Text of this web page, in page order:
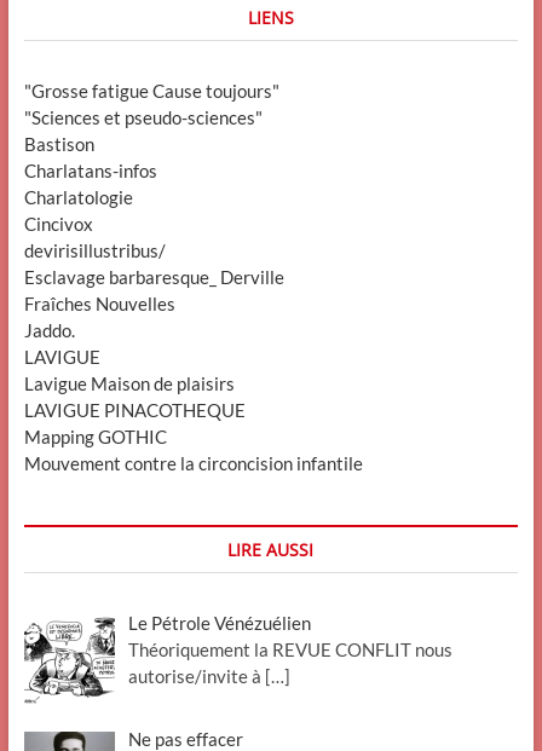
LIENS
"Grosse fatigue Cause toujours"
"Sciences et pseudo-sciences"
Bastison
Charlatans-infos
Charlatologie
Cincivox
devirisillustribus/
Esclavage barbaresque_ Derville
Fraîches Nouvelles
Jaddo.
LAVIGUE
Lavigue Maison de plaisirs
LAVIGUE PINACOTHEQUE
Mapping GOTHIC
Mouvement contre la circoncision infantile
LIRE AUSSI
Le Pétrole Vénézuélien
Théoriquement la REVUE CONFLIT nous
autorise/invite à […]
Ne pas effacer